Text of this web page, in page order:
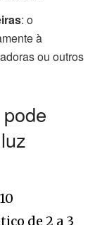
: o
à
ou outros
de 2 a 3